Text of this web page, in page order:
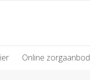
Online zorgaanbod